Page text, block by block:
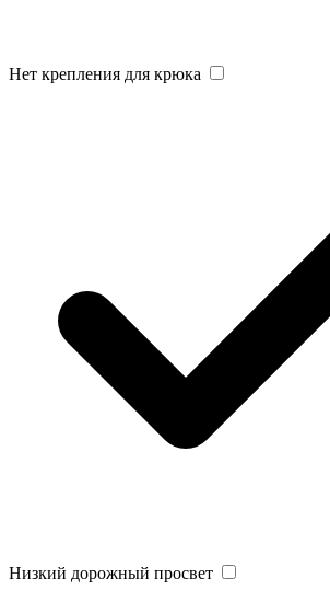
Нет крепления для крюка
Низкий дорожный просвет